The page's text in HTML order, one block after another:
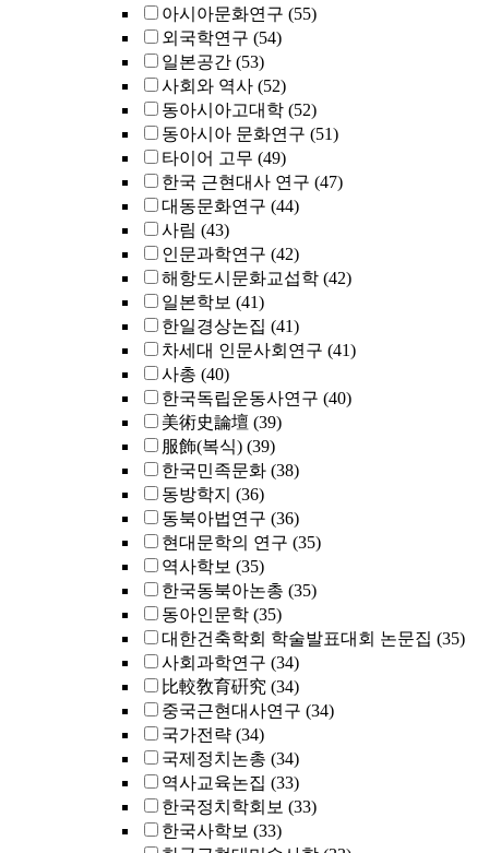
아시아문화연구 (55)
외국학연구 (54)
일본공간 (53)
사회와 역사 (52)
동아시아고대학 (52)
동아시아 문화연구 (51)
타이어 고무 (49)
한국 근현대사 연구 (47)
대동문화연구 (44)
사림 (43)
인문과학연구 (42)
해항도시문화교섭학 (42)
일본학보 (41)
한일경상논집 (41)
차세대 인문사회연구 (41)
사총 (40)
한국독립운동사연구 (40)
美術史論壇 (39)
服飾(복식) (39)
한국민족문화 (38)
동방학지 (36)
동북아법연구 (36)
현대문학의 연구 (35)
역사학보 (35)
한국동북아논총 (35)
동아인문학 (35)
대한건축학회 학술발표대회 논문집 (35)
사회과학연구 (34)
比較敎育硏究 (34)
중국근현대사연구 (34)
국가전략 (34)
국제정치논총 (34)
역사교육논집 (33)
한국정치학회보 (33)
한국사학보 (33)